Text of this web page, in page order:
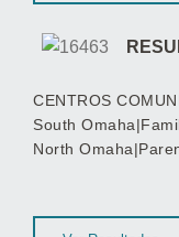
CENTROS
South
North